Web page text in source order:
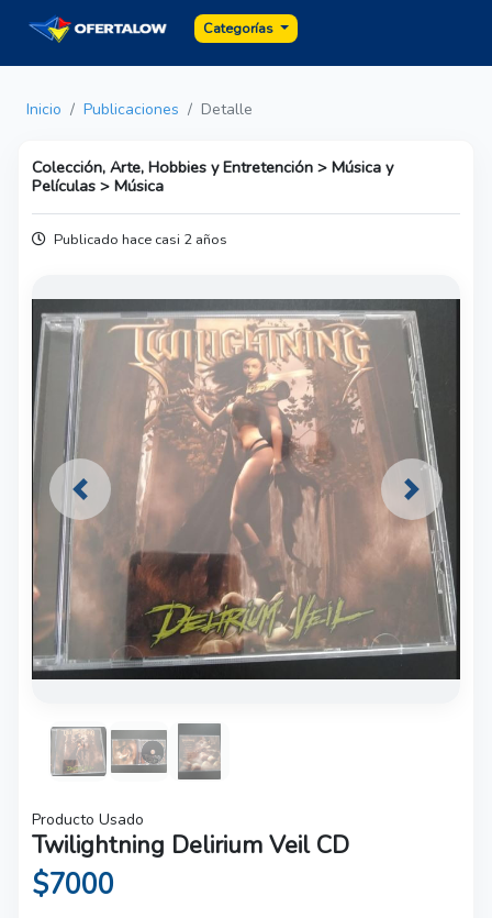
Categorías
Inicio Publicaciones Detalle
Colección, Arte, Hobbies y Entretención > Música y
Películas > Música
Publicado hace casi 2 años
Previous Next
Producto Usado
Twilightning Delirium Veil CD
$7000